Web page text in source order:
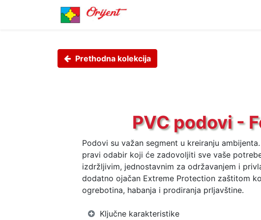
Prethodna kolekcija
PVC podovi -
Podovi su važan segment u kreiranju
pravi odabir koji će zadovoljiti sve vaše
izdržljivim, jednostavnim za održavanjem i
dodatno ojačan Extreme Protection zaštitom
ogrebotina, habanja i prodiranja prljavštine.
Ključne karakteristike